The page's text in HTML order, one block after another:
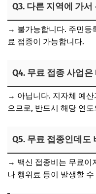
Q3. 다른 지역에 가
→ 불가능합니다. 주민등
료 접종이 가능합니다.
Q4. 무료 접종 사업
→ 아닙니다. 지자체 예산
으므로, 반드시 해당 연
Q5. 무료 접종인데도
→ 백신 접종비는 무료이
나 행위료 등이 발생할